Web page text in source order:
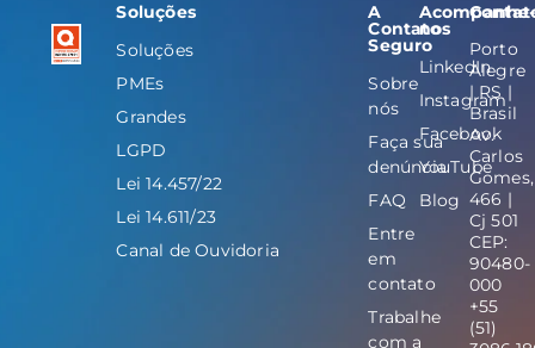
Soluções
Soluções
PMEs
Grandes
LGPD
Lei 14.457/22
Lei 14.611/23
Canal de Ouvidoria
A
Contato
Seguro
Sobre
nós
Faça sua
denúncia
FAQ
Entre
em
contato
Trabalhe
com a
Acompanhe-
nos
LinkedIn
Instagram
Facebook
YouTube
Blog
Porto
Alegre
| RS |
Brasil
Av.
Carlos
Gomes,
466 |
Cj 501
CEP:
90480-
000
+55
(51)